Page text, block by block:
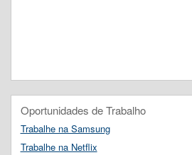
Oportunidades de Trabalho
Trabalhe na Samsung
Trabalhe na Netflix